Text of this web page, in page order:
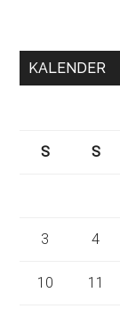
KALENDER
S
S
3 4
10 11